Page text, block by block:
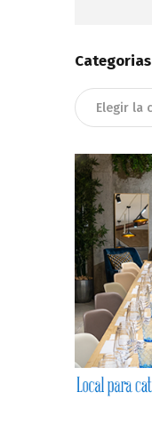
Categorias
Categorias